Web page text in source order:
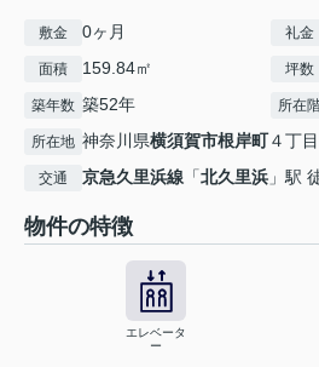
敷金 0ヶ月 礼金
面積 159.84㎡ 坪数
築年数 築52年 所在
所在地 神奈川県横須賀市根岸町４丁目
交通 京急久里浜線 「北久里浜 」駅
物件の特徴
エレベータ
ー